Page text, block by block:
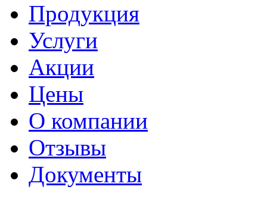
Продукция
Услуги
Акции
Цены
О компании
Отзывы
Документы